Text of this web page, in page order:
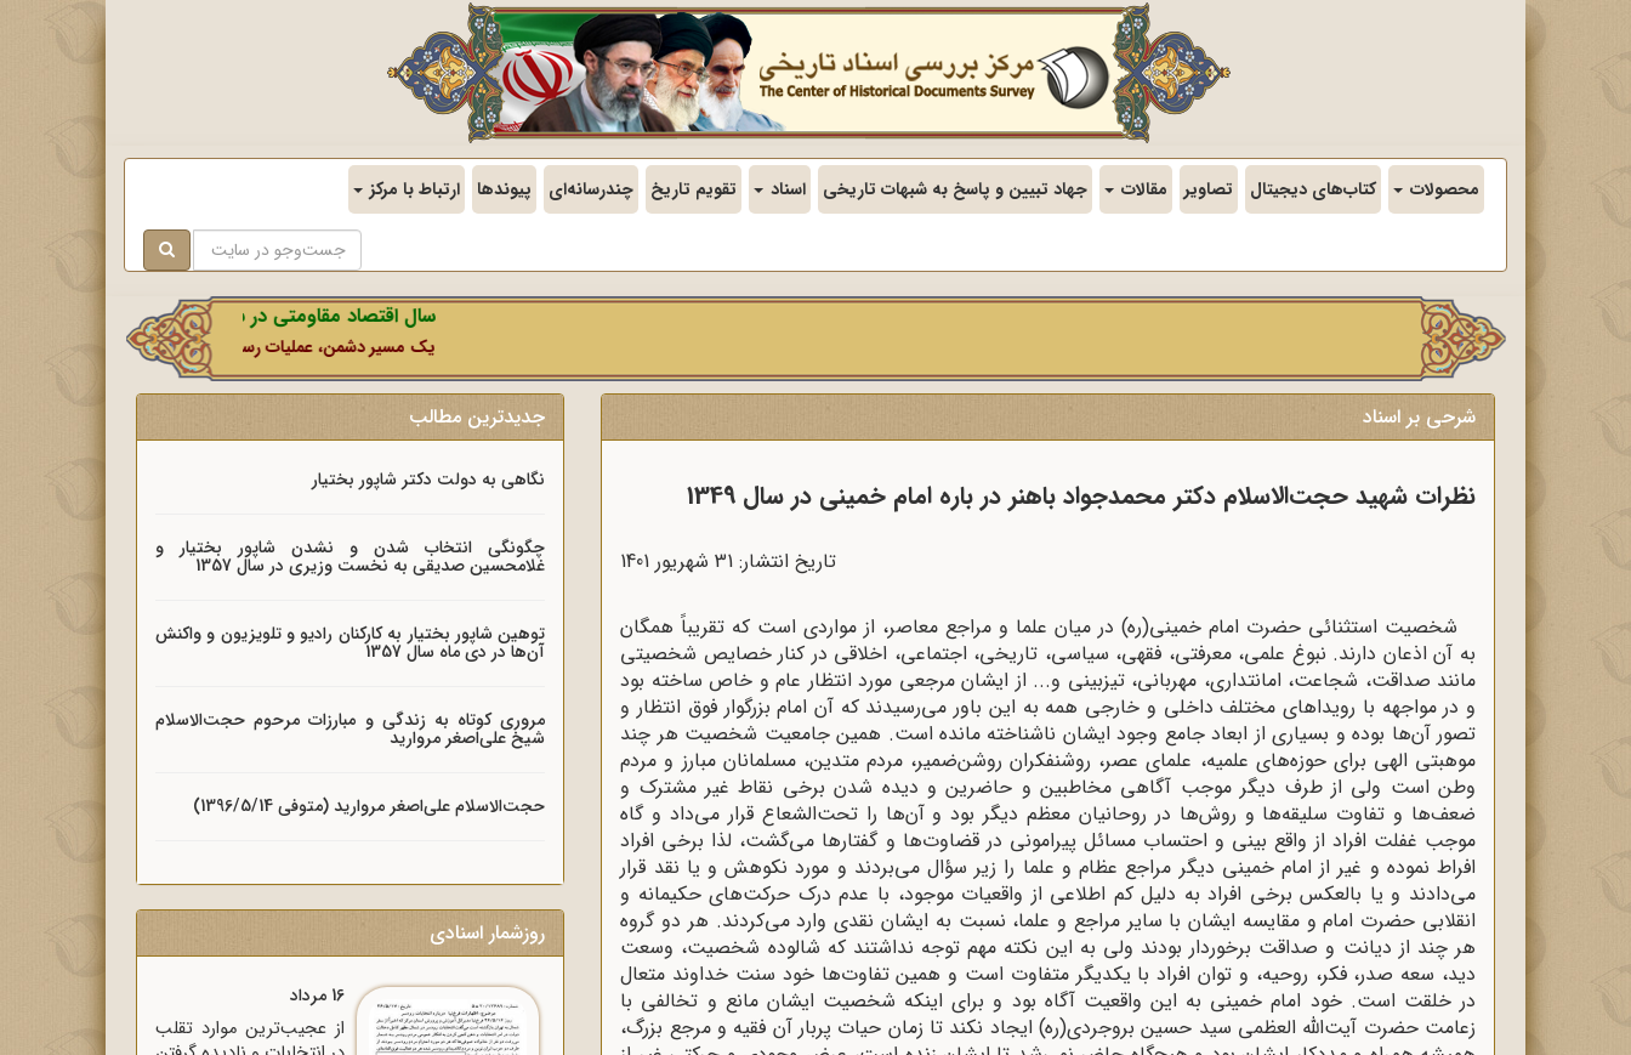
محصولات کتاب‌های دیجیتال تصاویر مقالات جهاد تبیین و پاسخ به شبهات تاریخی اسناد تقویم تاریخ چندرسانه‌ای پیوندها ارتباط با مرکز
سال اقتصاد مقاومتی در سایه وحدت ملی و امنیت ملی.
یک مسیر دشمن، عملیات رسانه‌ای او است که در این ایام بطور
شرحی بر اسناد
نظرات شهید حجت‌الاسلام دکتر محمدجواد باهنر در باره امام خمینی در سال 1349
تاریخ انتشار: 31 شهريور 1401
شخصیت استثنائی حضرت امام خمینی(ره) در میان علما و مراجع معاصر، از مواردی است که تقریباً همگان
به آن اذعان دارند. نبوغ علمی، معرفتی، فقهی، سیاسی، تاریخی، اجتماعی، اخلاقی در کنار خصایص شخصیتی
مانند صداقت، شجاعت، امانتداری، مهربانی، تیزبینی و... از ایشان مرجعی مورد انتظار عام و خاص ساخته بود
و در مواجهه با رویداهای مختلف داخلی و خارجی همه به این باور می‌رسیدند که آن امام بزرگوار فوق انتظار و
تصور آن‌ها بوده و بسیاری از ابعاد جامع وجود ایشان ناشناخته مانده است. همین جامعیت شخصیت هر چند
موهبتی الهی برای حوزه‌های علمیه، علمای عصر، روشنفکران روشن‌ضمیر، مردم متدین، مسلمانان مبارز و مردم
وطن است ولی از طرف دیگر موجب آگاهی مخاطبین و حاضرین و دیده شدن برخی نقاط غیر مشترک و
ضعف‌ها و تفاوت سلیقه‌ها و روش‌ها در روحانیان معظم دیگر بود و آن‌ها را تحت‌الشعاع قرار می‌داد و گاه
موجب غفلت افراد از واقع بینی و احتساب مسائل پیرامونی در قضاوت‌ها و گفتارها می‌گشت، لذا برخی افراد
افراط نموده و غیر از امام خمینی دیگر مراجع عظام و علما را زیر سؤال می‌بردند و مورد نکوهش و یا نقد قرار
می‌دادند و یا بالعکس برخی افراد به دلیل کم اطلاعی از واقعیات موجود، با عدم درک حرکت‌های حکیمانه و
انقلابی حضرت امام و مقایسه ایشان با سایر مراجع و علما، نسبت به ایشان نقدی وارد می‌کردند. هر دو گروه
هر چند از دیانت و صداقت برخوردار بودند ولی به این نکته مهم توجه نداشتند که شالوده شخصیت، وسعت
دید، سعه صدر، فکر، روحیه، و توان افراد با یکدیگر متفاوت است و همین تفاوت‌ها خود سنت خداوند متعال
در خلقت است. خود امام خمینی به این واقعیت آگاه بود و برای اینکه شخصیت ایشان مانع و تخالفی با
زعامت حضرت آیت‌الله العظمی سید حسین بروجردی(ره) ایجاد نکند تا زمان حیات پربار آن فقیه و مرجع بزرگ،
جدیدترین مطالب
نگاهی به دولت دکتر شاپور بختیار
چگونگی انتخاب شدن و نشدن شاپور بختیار و
غلامحسین صدیقی به نخست وزیری در سال 1357
توهین شاپور بختیار به کارکنان رادیو و تلویزیون و واکنش
آن‌ها در دی ماه سال 1357
مروری کوتاه به زندگی و مبارزات مرحوم حجت‌الاسلام
شیخ علی‌اصغر مروارید
حجت‌الاسلام علی‌اصغر مروارید (متوفی 1396/5/14)
روزشمار اسنادی
16 مرداد
از عجیب‌ترین موارد تقلب